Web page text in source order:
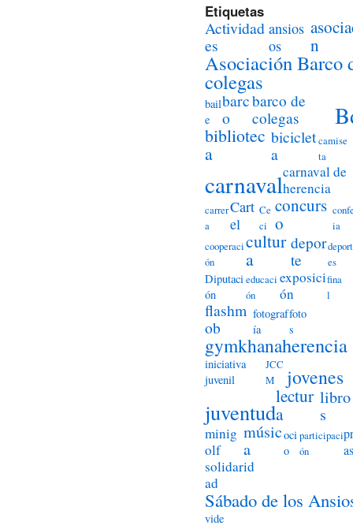
Etiquetas
Actividad
es
ansios
os
n
Asociación Barco
colegas
bail
e
barc
o
barco de
colegas
bibliotec
a
biciclet
a
camise
ta
carnavalcarnaval de
herencia
carrer
a
Cart
el
Ce
ci
concurs
o
ia
cooperaci
ón
cultur
a
depor
te
deport
es
Diputaci
ón
educaci
ón
exposici
ón
fina
l
flashm
ob
fotograf
ía
foto
s
gymkhanaherencia
iniciativa
juvenil
JCC
M
jovenes
juventud
lectur
a
libro
s
minig
olf
músic
a
oci
o
participaci
ón
as
solidarid
ad
Sábado de los
vide